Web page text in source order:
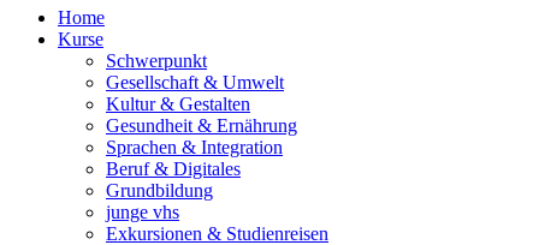
Home
Kurse
Schwerpunkt
Gesellschaft & Umwelt
Kultur & Gestalten
Gesundheit & Ernährung
Sprachen & Integration
Beruf & Digitales
Grundbildung
junge vhs
Exkursionen & Studienreisen